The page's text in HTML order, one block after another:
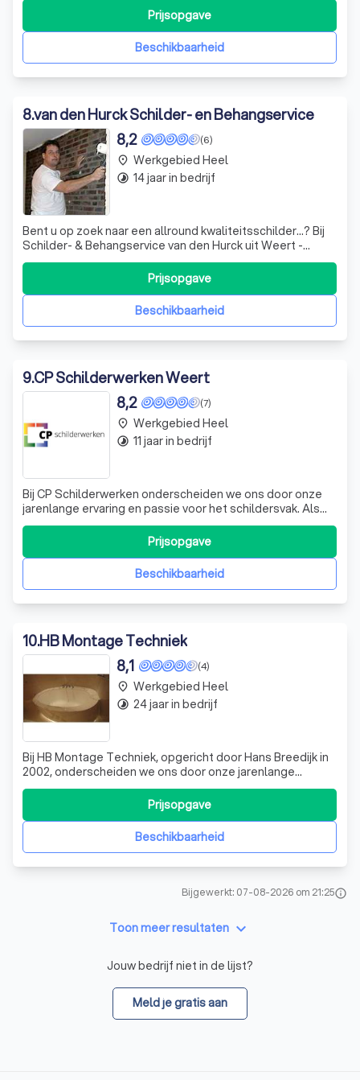
aanpak en uitstekende service, zowel voor particulieren
als bedrijven. Of het nu gaat om binnen- of
buitenschilderwerk, wij staan voor u klaar
Beschikbaarheid
Prijsopgave
8.van den Hurck Schilder- en Behangservice
(6)
8,2
Bent u op zoek naar een allround kwaliteitsschilder...? Bij
Schilder- & Behangservice van den Hurck uit Weert -
Limburg bent u aan het juiste adres. Van
binnenschilderwerk, buitenschilderwerk en behangen tot
renovatie en nieuwbouw, met Schilder- & Behangservice
van den Hurck haalt u de juiste expert
Beschikbaarheid
Prijsopgave
place Werkgebied Heel
timelapse 14 jaar in bedrijf
9.CP Schilderwerken Weert
(7)
8,2
Bij CP Schilderwerken onderscheiden we ons door onze
jarenlange ervaring en passie voor het schildersvak. Als
een gerenommeerd schildersbedrijf in de regio Weert,
combineren we vakmanschap met een scherp oog voor
stijl en kwaliteit. Met meer dan 42 jaar ervaring bieden we
een breed scala aan diensteBeschikbaarheid
Prijsopgave
place Werkgebied Heel
timelapse 11 jaar in bedrijf
10.HB Montage Techniek
(4)
8,1
Bij HB Montage Techniek, opgericht door Hans Breedijk in
2002, onderscheiden we ons door onze jarenlange
ervaring en toewijding aan kwaliteit. Sinds 2012 opereren
we volledig zelfstandig en bieden we een breed scala aan
voegafdichtingen aan. Of het nu gaat om het afdichten
van tegelwerken, sanitair,Beschikbaarheid
Prijsopgave
place Werkgebied Heel
timelapse 24 jaar in bedrijf
Bijgewerkt: 07-08-2026 om 21:25info
Toon meer resultaten keyboard_arrow_down
Jouw bedrijf niet in de lijst?
Meld je gratis aan